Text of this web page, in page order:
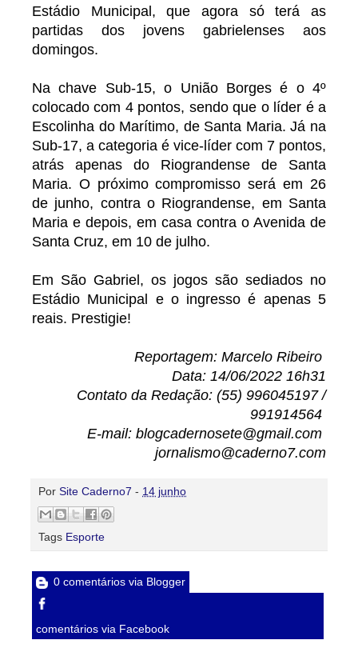
Estádio Municipal, que agora só terá as
partidas dos jovens gabrielenses aos
domingos.
Na chave Sub-15, o União Borges é o 4º
colocado com 4 pontos, sendo que o líder é a
Escolinha do Marítimo, de Santa Maria. Já na
Sub-17, a categoria é vice-líder com 7 pontos,
atrás apenas do Riograndense de Santa
Maria. O próximo compromisso será em 26
de junho, contra o Riograndense, em Santa
Maria e depois, em casa contra o Avenida de
Santa Cruz, em 10 de julho.
Em São Gabriel, os jogos são sediados no
Estádio Municipal e o ingresso é apenas 5
reais. Prestigie!
Reportagem: Marcelo Ribeiro
Data: 14/06/2022 16h31
Contato da Redação: (55) 996045197 /
991914564
E-mail: blogcadernosete@gmail.com
jornalismo@caderno7.com
Por Site Caderno7 - 14 junho
Tags Esporte
0 comentários via Blogger
comentários via Facebook